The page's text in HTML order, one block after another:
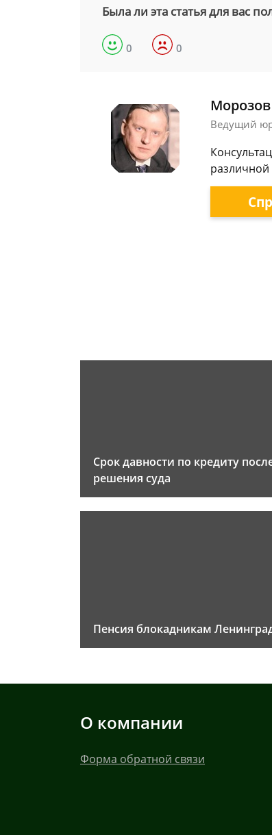
Была ли эта статья для вас
0 0
Ведущий
различной
Срок давности по кредиту
решения суда
Пенсия блокадникам
О компании
Форма обратной связи